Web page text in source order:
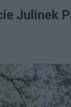
Julinek